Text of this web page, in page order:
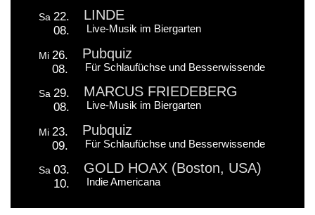
Sa 22.
08.
LINDE
Live-Musik im Biergarten
Mi 26.
08.
Pubquiz
Für Schlaufüchse und Besserwissende
Sa 29.
08.
MARCUS FRIEDEBERG
Live-Musik im Biergarten
Mi 23.
09.
Pubquiz
Für Schlaufüchse und Besserwissende
Sa 03.
10.
GOLD HOAX (Boston, USA)
Indie Americana